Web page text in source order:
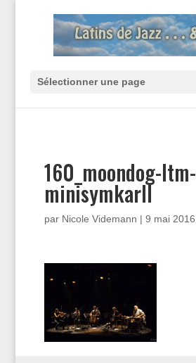
Sélectionner une page
160_moondog-ltm-
minisymkarll
par Nicole Videmann | 9 mai 2016